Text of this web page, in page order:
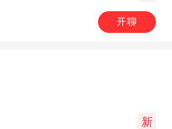
开聊
新